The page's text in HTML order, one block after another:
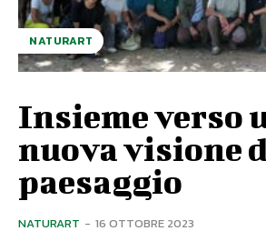
NATURART
Insieme verso
nuova visione
paesaggio
NATURART - 16 OTTOBRE 2023